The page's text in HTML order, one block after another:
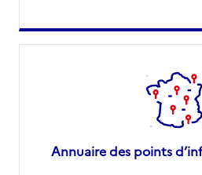
Annuaire des points